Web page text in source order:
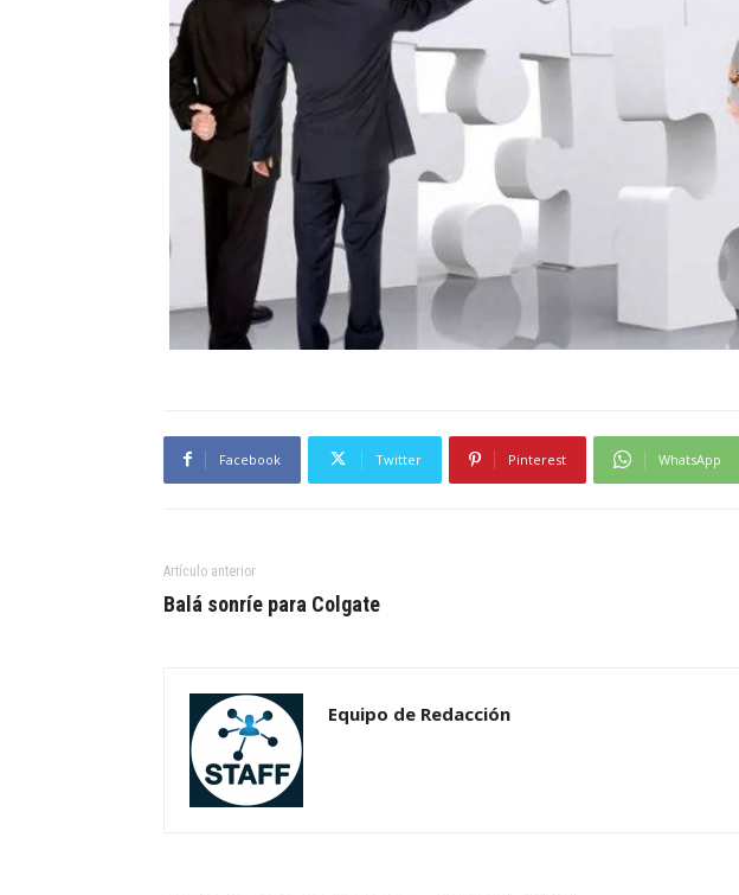
Facebook Twitter Pinterest WhatsApp
Artículo anterior
Balá sonríe para Colgate
Equipo de Redacción